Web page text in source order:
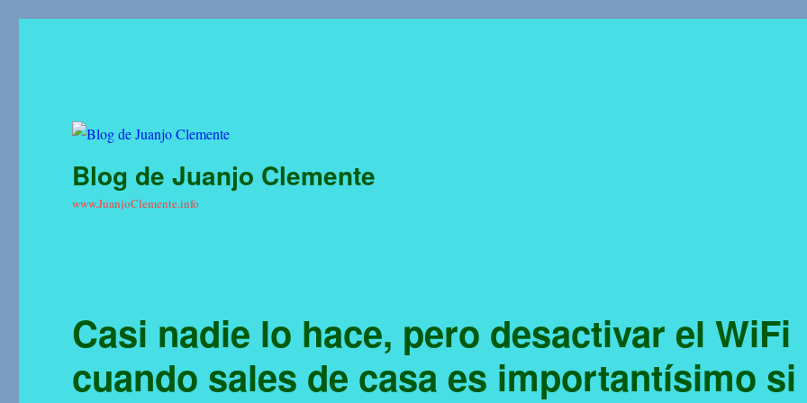
Blog de Juanjo Clemente
www.JuanjoClemente.info
Casi nadie lo hace, pero desactivar el WiFi
cuando sales de casa es importantísimo si